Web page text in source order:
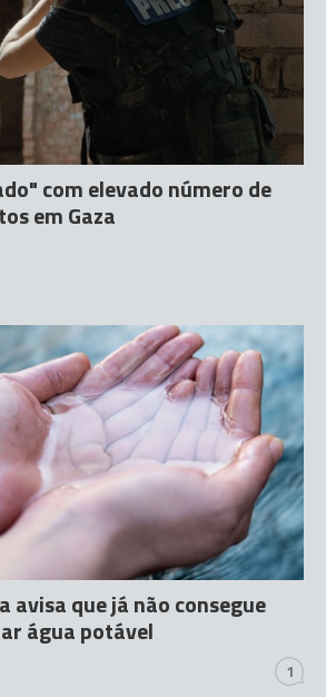
com elevado número de
em Gaza
avisa que já não consegue
água potável
1